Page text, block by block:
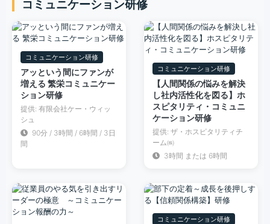
コミュニケーション研修
コミュニケーション研修
アッという間にファンが
増える 繁栄コミュニケー
ション研修
提供: 有限会社ケー・ウィッ
シュ
90分 / 3時間 / 6時間 / 3日
間
コミュニケーション研修
【人間関係の悩みを解決
し社内活性化を図る】ホ
スピタリティ・コミュニ
ケーション研修
提供: ザ・ホスピタリティチ
ーム㈱
3時間 または 6時間
コミュニケーション研修